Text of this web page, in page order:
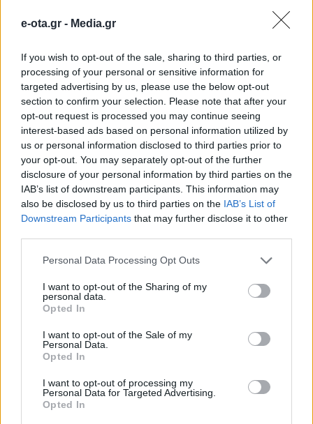
e-ota.gr - Media.gr
If you wish to opt-out of the sale, sharing to third parties, or
processing of your personal or sensitive information for
targeted advertising by us, please use the below opt-out
section to confirm your selection. Please note that after your
opt-out request is processed you may continue seeing
interest-based ads based on personal information utilized by
us or personal information disclosed to third parties prior to
your opt-out. You may separately opt-out of the further
disclosure of your personal information by third parties on the
IAB’s list of downstream participants. This information may
also be disclosed by us to third parties on the IAB’s List of
Downstream Participants that may further disclose it to other
Personal Data Processing Opt Outs
I want to opt-out of the Sharing of my
personal data.
Opted In
I want to opt-out of the Sale of my
Personal Data.
Opted In
I want to opt-out of processing my
Personal Data for Targeted Advertising.
Opted In
Νέους Αντιπεριφερειάρχες όρισε ο Νίκος